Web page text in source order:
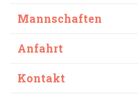
Mannschaften
Anfahrt
Kontakt